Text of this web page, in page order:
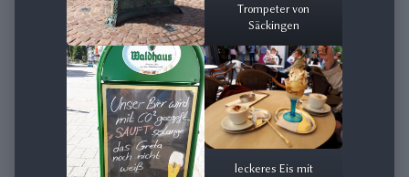
Trompeter von
Säckingen
leckeres Eis mit